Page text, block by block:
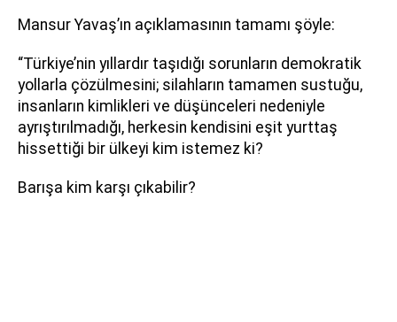
Mansur Yavaş’ın açıklamasının tamamı şöyle:
“Türkiye’nin yıllardır taşıdığı sorunların demokratik
yollarla çözülmesini; silahların tamamen sustuğu,
insanların kimlikleri ve düşünceleri nedeniyle
ayrıştırılmadığı, herkesin kendisini eşit yurttaş
hissettiği bir ülkeyi kim istemez ki?
Barışa kim karşı çıkabilir?